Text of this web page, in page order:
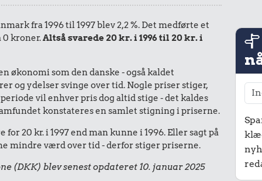
fra 1996 til 1997 blev 2,2 %. Det medførte et
0 kroner.Altså svarede 20 kr. i 1996 til 20 kr. i
økonomi som den danske - også kaldet
og ydelser svinge over tid. Nogle priser stiger,
vil enhver pris dog altid stige - det kaldes
konstateres en samlet stigning i priserne.
20 kr. i 1997 end man kunne i 1996. Eller sagt på
mindre værd over tid - derfor stiger priserne.
(DKK) blev senest opdateret 10. januar 2025